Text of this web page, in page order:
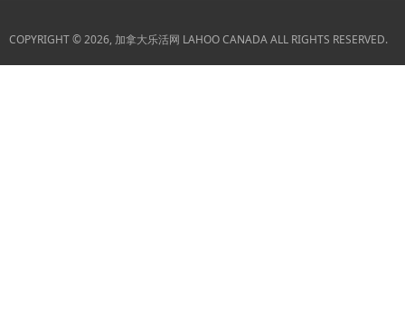
COPYRIGHT © 2026, 加拿大乐活网 LAHOO CANADA ALL RIGHTS RESERVED.